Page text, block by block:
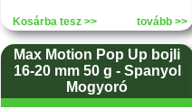
Kosárba tesz >> tovább >>
Max Motion Pop Up bojli
16-20 mm 50 g - Spanyol
Mogyoró